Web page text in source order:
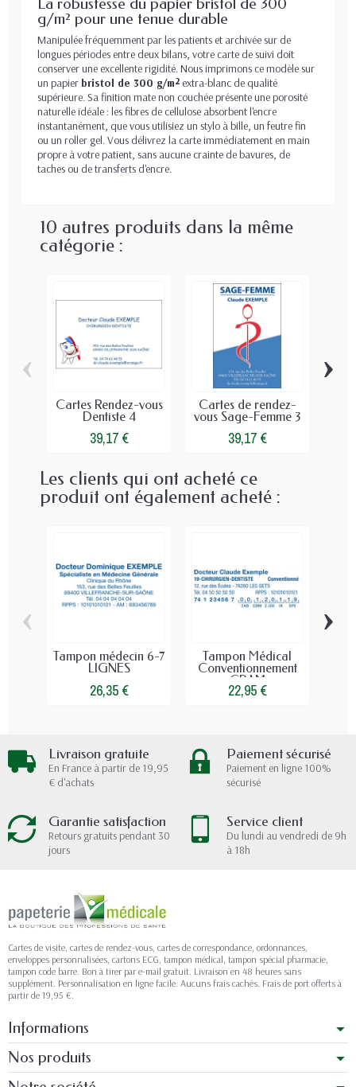
g/m² pour une tenue durable
Manipulée fréquemment par les patients et archivée sur de
longues périodes entre deux bilans, votre carte de suivi doit
conserver une excellente rigidité. Nous imprimons ce modèle sur
un papier bristol de 300 g/m² extra-blanc de qualité
supérieure. Sa finition mate non couchée présente une porosité
naturelle idéale : les fibres de cellulose absorbent l'encre
instantanément, que vous utilisiez un stylo à bille, un feutre fin
ou un roller gel. Vous délivrez la carte immédiatement en main
propre à votre patient, sans aucune crainte de bavures, de
taches ou de transferts d'encre.
10 autres produits dans la même
catégorie :
Cartes Rendez-vous
Dentiste 4
39,17 €
Cartes de rendez-
vous Sage-Femme 3
39,17 €
‹ ›
Les clients qui ont acheté ce
produit ont également acheté :
Tampon médecin 6-7
LIGNES
26,35 €
Tampon Médical
Conventionnement
CPAM
22,95 €
‹ ›
Livraison gratuite
En France à partir de 19,95
€ d'achats
Paiement sécurisé
Paiement en ligne 100%
sécurisé
Garantie satisfaction
Retours gratuits pendant 30
jours
Service client
Du lundi au vendredi de 9h
à 18h
Cartes de visite, cartes de rendez-vous, cartes de correspondance, ordonnances,
enveloppes personnalisées, cartons ECG, tampon médical, tampon spécial pharmacie,
tampon code barre. Bon à tirer par e-mail gratuit. Livraison en 48 heures sans
supplément. Personnalisation en ligne facile. Aucuns frais cachés. Frais de port offerts à
partir de 19,95 €.
Informations
Nos produits